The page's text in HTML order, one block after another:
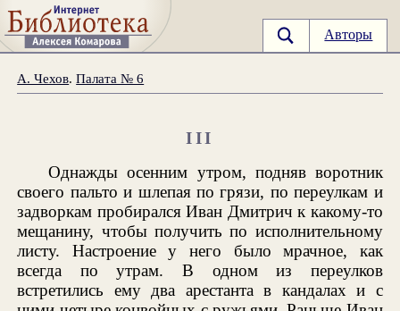
Авторы
А. Чехов.Палата № 6
III
Однажды осенним утром, подняв воротник
своего пальто и шлепая по грязи, по переулкам и
задворкам пробирался Иван Дмитрич к какому-то
мещанину, чтобы получить по исполнительному
листу. Настроение у него было мрачное, как
всегда по утрам. В одном из переулков
встретились ему два арестанта в кандалах и с